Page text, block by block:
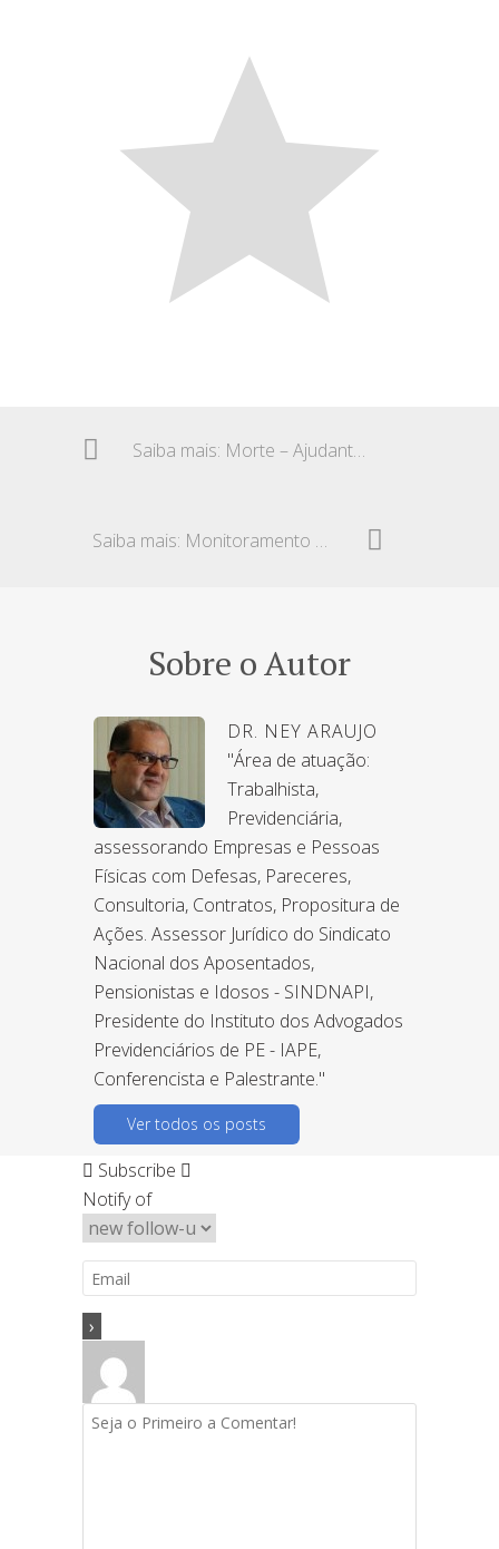
Saiba mais: Morte – Ajudante de entregas
Saiba mais: Monitoramento pelo HSBC – Privacidade de empregado
Sobre o Autor
DR. NEY ARAUJO
"Área de atuação:
Trabalhista,
Previdenciária,
assessorando Empresas e Pessoas
Físicas com Defesas, Pareceres,
Consultoria, Contratos, Propositura de
Ações. Assessor Jurídico do Sindicato
Nacional dos Aposentados,
Pensionistas e Idosos - SINDNAPI,
Presidente do Instituto dos Advogados
Previdenciários de PE - IAPE,
Conferencista e Palestrante."
Ver todos os posts
Subscribe
Notify of